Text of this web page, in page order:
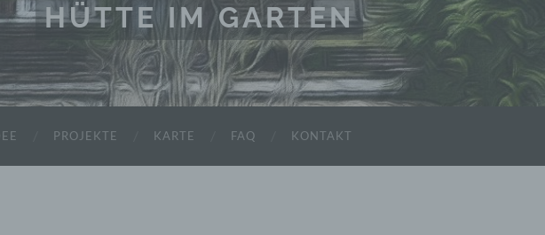
HÜTTE IM GARTEN
PROJEKTE KARTE FAQ KONTAKT